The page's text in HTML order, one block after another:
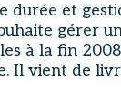
durée et
gérer
à la fin
Il vient de